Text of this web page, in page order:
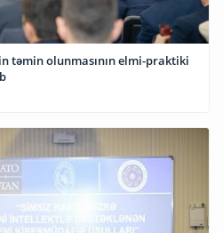
təmin olunmasının elmi-praktiki